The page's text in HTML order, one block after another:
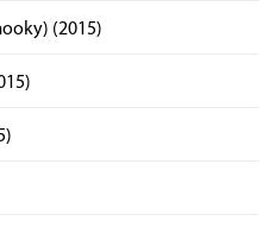
(2015)